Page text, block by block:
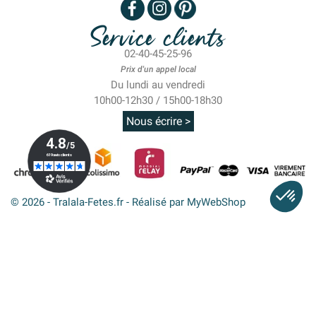
Service clients
02-40-45-25-96
Prix d'un appel local
Du lundi au vendredi
10h00-12h30 / 15h00-18h30
Nous écrire >
© 2026 - Tralala-Fetes.fr - Réalisé par MyWebShop